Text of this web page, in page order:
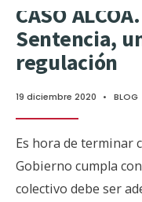
CASO
Sentencia,
regulación
19 diciembre 2020 • BLOG
Es hora de terminar
Gobierno cumpla
colectivo debe ser